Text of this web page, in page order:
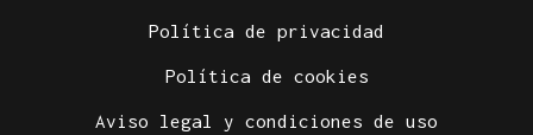
Política de privacidad
Política de cookies
Aviso legal y condiciones de uso